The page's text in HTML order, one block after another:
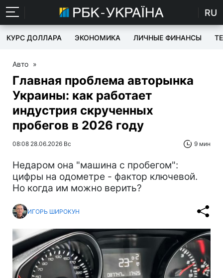
RU
КУРС ДОЛЛАРА ЭКОНОМИКА ЛИЧНЫЕ ФИНАНСЫ
Авто »
Главная проблема авторынка
Украины: как работает
индустрия скрученных
пробегов в 2026 году
08:08 28.06.2026 Вс 9 мин
Недаром она "машина с пробегом":
цифры на одометре - фактор ключевой.
Но когда им можно верить?
ИГОРЬ ШИРОКУН